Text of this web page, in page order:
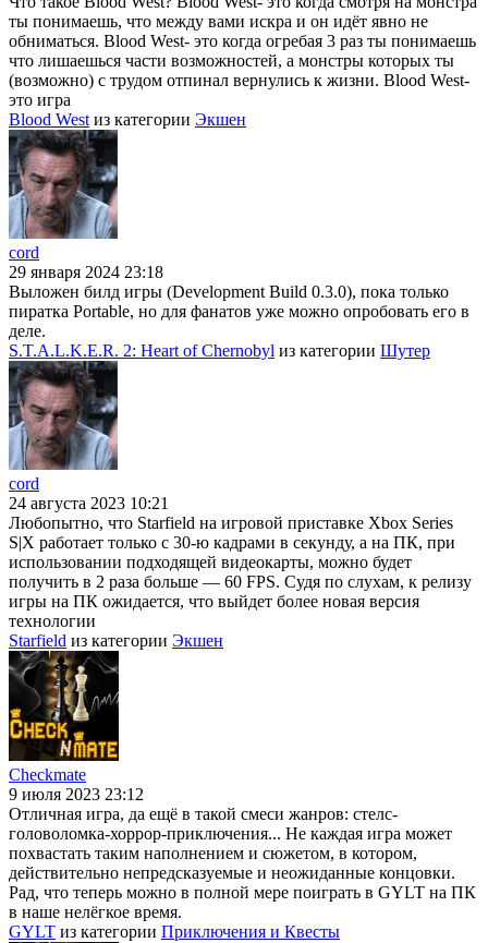
ты понимаешь, что между вами искра и он идёт явно не
обниматься. Blood West- это когда огребая 3 раз ты понимаешь
что лишаешься части возможностей, а монстры которых ты
(возможно) с трудом отпинал вернулись к жизни. Blood West-
это игра
Blood West из категории Экшен
cord
29 января 2024 23:18
Выложен билд игры (Development Build 0.3.0), пока только
пиратка Portable, но для фанатов уже можно опробовать его в
деле.
S.T.A.L.K.E.R. 2: Heart of Chernobyl из категории Шутер
cord
24 августа 2023 10:21
Любопытно, что Starfield на игровой приставке Xbox Series
S|X работает только с 30-ю кадрами в секунду, а на ПК, при
использовании подходящей видеокарты, можно будет
получить в 2 раза больше — 60 FPS. Судя по слухам, к релизу
игры на ПК ожидается, что выйдет более новая версия
технологии
Starfield из категории Экшен
Checkmate
9 июля 2023 23:12
Отличная игра, да ещё в такой смеси жанров: стелс-
головоломка-хоррор-приключения... Не каждая игра может
похвастать таким наполнением и сюжетом, в котором,
действительно непредсказуемые и неожиданные концовки.
Рад, что теперь можно в полной мере поиграть в GYLT на ПК
в наше нелёгкое время.
GYLT из категории Приключения и Квесты